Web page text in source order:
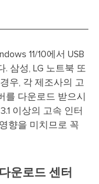
11/10에서 USB
삼성, LG 노트북 또
우, 각 제조사의 고
를 다운로드 받으시
이상의 고속 인터
향을 미치므로 꼭
운로드 센터